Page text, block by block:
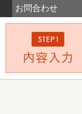
お問合わせ